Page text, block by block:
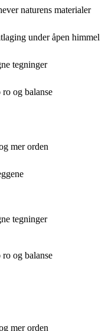
naturens materialer
under åpen himmel
tegninger
og balanse
mer orden
tegninger
og balanse
mer orden